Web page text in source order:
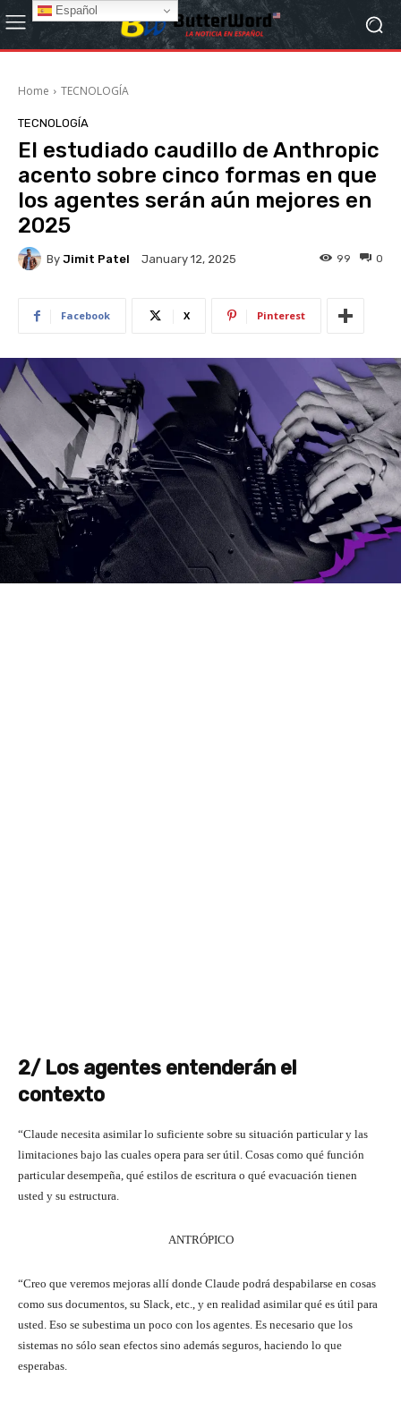
Home TECNOLOGÍA
TECNOLOGÍA
El estudiado caudillo de Anthropic
acento sobre cinco formas en que
los agentes serán aún mejores en
2025
By Jimit Patel January 12, 2025 0
99
Facebook X Pinterest
2/ Los agentes entenderán el
contexto
“Claude necesita asimilar lo suficiente sobre su situación particular y las
limitaciones bajo las cuales opera para ser útil. Cosas como qué función
particular desempeña, qué estilos de escritura o qué evacuación tienen
usted y su estructura.
ANTRÓPICO
“Creo que veremos mejoras allí donde Claude podrá despabilarse en cosas
como sus documentos, su Slack, etc., y en realidad asimilar qué es útil para
usted. Eso se subestima un poco con los agentes. Es necesario que los
sistemas no sólo sean efectos sino además seguros, haciendo lo que
esperabas.
Español